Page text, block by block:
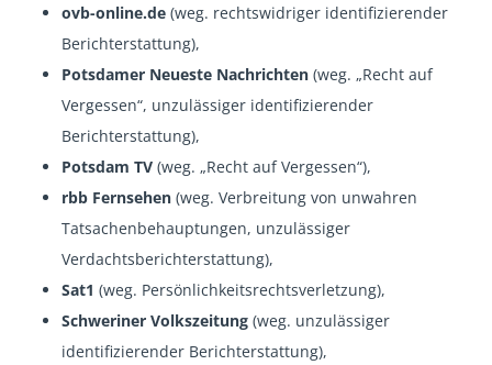
ovb-online.de (weg. rechtswidriger identifizierender
Berichterstattung),
Potsdamer Neueste Nachrichten (weg. „Recht auf
Vergessen“, unzulässiger identifizierender
Berichterstattung),
Potsdam TV (weg. „Recht auf Vergessen“),
rbb Fernsehen (weg. Verbreitung von unwahren
Tatsachenbehauptungen, unzulässiger
Verdachtsberichterstattung),
Sat1 (weg. Persönlichkeitsrechtsverletzung),
Schweriner Volkszeitung (weg. unzulässiger
identifizierender Berichterstattung),